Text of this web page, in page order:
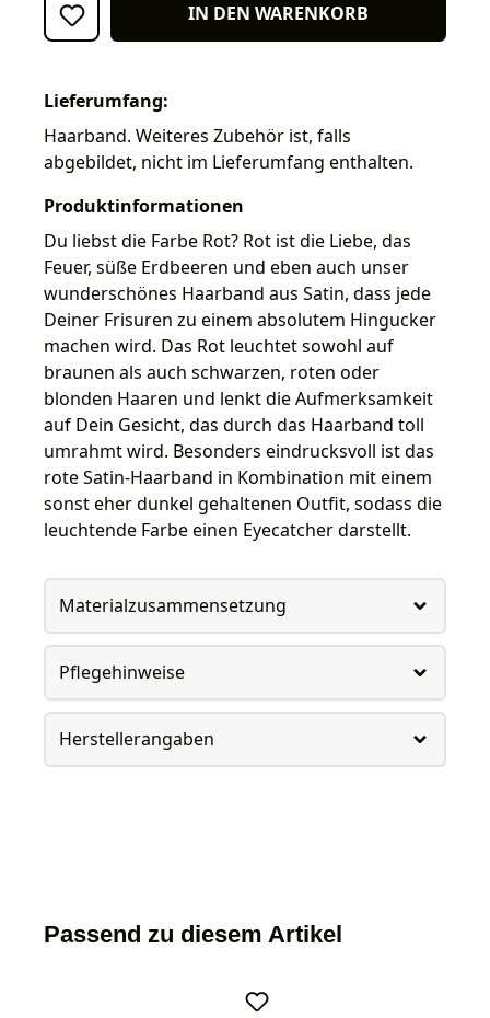
IN DEN WARENKORB
Lieferumfang:
Haarband. Weiteres Zubehör ist, falls
abgebildet, nicht im Lieferumfang enthalten.
Produktinformationen
Du liebst die Farbe Rot? Rot ist die Liebe, das
Feuer, süße Erdbeeren und eben auch unser
wunderschönes Haarband aus Satin, dass jede
Deiner Frisuren zu einem absolutem Hingucker
machen wird. Das Rot leuchtet sowohl auf
braunen als auch schwarzen, roten oder
blonden Haaren und lenkt die Aufmerksamkeit
auf Dein Gesicht, das durch das Haarband toll
umrahmt wird. Besonders eindrucksvoll ist das
rote Satin-Haarband in Kombination mit einem
sonst eher dunkel gehaltenen Outfit, sodass die
leuchtende Farbe einen Eyecatcher darstellt.
Materialzusammensetzung
Pflegehinweise
Herstellerangaben
Passend zu diesem Artikel